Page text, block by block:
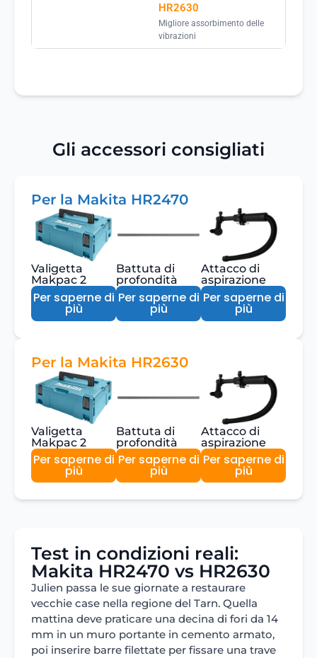
HR2630
Migliore assorbimento delle
vibrazioni
Gli accessori consigliati
Per la Makita HR2470
Valigetta
Makpac 2
Per saperne di
più
Battuta di
profondità
Per saperne di
più
Attacco di
aspirazione
Per saperne di
più
Per la Makita HR2630
Valigetta
Makpac 2
Per saperne di
più
Battuta di
profondità
Per saperne di
più
Attacco di
aspirazione
Per saperne di
più
Test in condizioni reali:
Makita HR2470 vs HR2630
Julien passa le sue giornate a restaurare
vecchie case nella regione del Tarn. Quella
mattina deve praticare una decina di fori da 14
mm in un muro portante in cemento armato,
poi inserire barre filettate per fissare una trave